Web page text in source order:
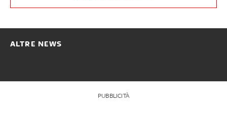
ALTRE NEWS
PUBBLICITÀ